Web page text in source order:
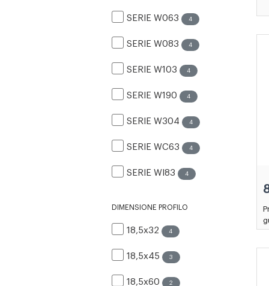
SERIE W063 4
SERIE W083 4
SERIE W103 4
SERIE W190 4
SERIE W304 4
SERIE WC63 4
SERIE WI83 4
DIMENSIONE PROFILO
18,5x32 4
18,5x45 3
18,5x60 2